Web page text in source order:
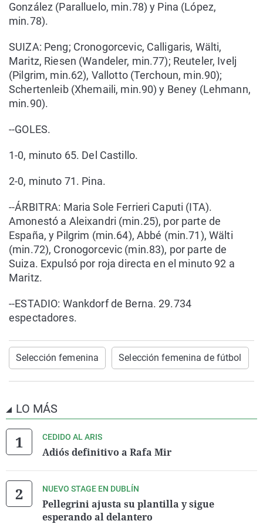
González (Paralluelo, min.78) y Pina (López,
min.78).
SUIZA: Peng; Cronogorcevic, Calligaris, Wälti,
Maritz, Riesen (Wandeler, min.77); Reuteler, Ivelj
(Pilgrim, min.62), Vallotto (Terchoun, min.90);
Schertenleib (Xhemaili, min.90) y Beney (Lehmann,
min.90).
--GOLES.
1-0, minuto 65. Del Castillo.
2-0, minuto 71. Pina.
--ÁRBITRA: Maria Sole Ferrieri Caputi (ITA).
Amonestó a Aleixandri (min.25), por parte de
España, y Pilgrim (min.64), Abbé (min.71), Wälti
(min.72), Cronogorcevic (min.83), por parte de
Suiza. Expulsó por roja directa en el minuto 92 a
Maritz.
--ESTADIO: Wankdorf de Berna. 29.734
espectadores.
Selección femenina Selección femenina de fútbol
LO MÁS
CEDIDO AL ARIS
Adiós definitivo a Rafa Mir
NUEVO STAGE EN DUBLÍN
Pellegrini ajusta su plantilla y sigue
esperando al delantero